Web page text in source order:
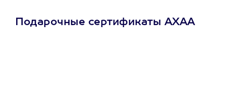
Подарочные сертификаты АХАА